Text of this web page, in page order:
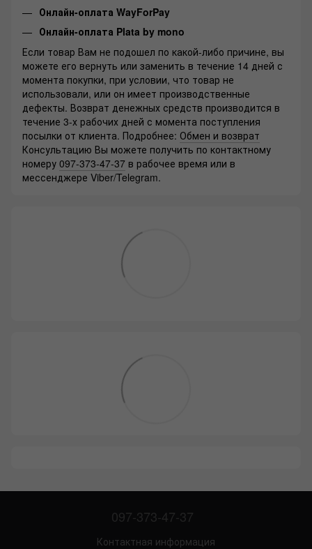
Онлайн-оплата WayForPay
Онлайн-оплата Plata by mono
Если товар Вам не подошел по какой-либо причине, вы
можете его вернуть или заменить в течение 14 дней с
момента покупки, при условии, что товар не
использовали, или он имеет производственные
дефекты. Возврат денежных средств производится в
течение 3-х рабочих дней с момента поступления
посылки от клиента. Подробнее: Обмен и возврат
Консультацию Вы можете получить по контактному
номеру 097-373-47-37 в рабочее время или в
мессенджере Viber/Telegram.
097-373-47-37
Контактная информация